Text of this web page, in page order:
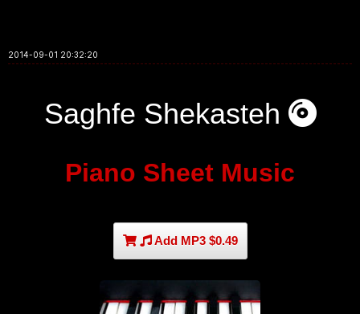
2014-09-01 20:32:20
Saghfe Shekasteh
Piano Sheet Music
Add MP3 $0.49